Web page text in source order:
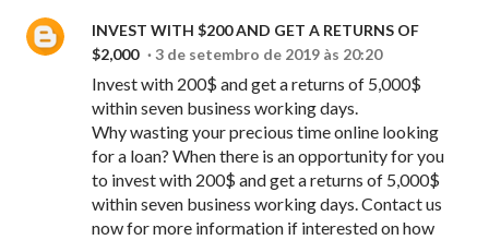
INVEST WITH $200 AND GET A RETURNS OF
$2,000
3 de setembro de 2019 às 20:20
Invest with 200$ and get a returns of 5,000$
within seven business working days.
Why wasting your precious time online looking
for a loan? When there is an opportunity for you
to invest with 200$ and get a returns of 5,000$
within seven business working days. Contact us
now for more information if interested on how